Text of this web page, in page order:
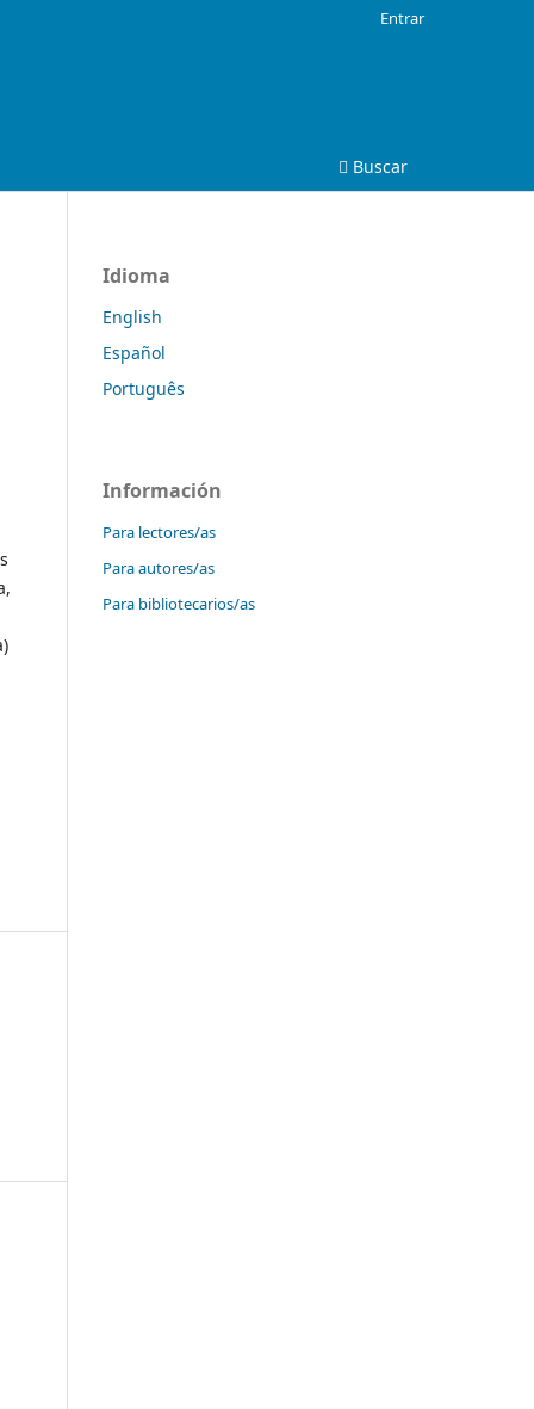
Buscar
Entrar
Idioma
English
Español
Português
Información
Para lectores/as
Para autores/as
Para bibliotecarios/as